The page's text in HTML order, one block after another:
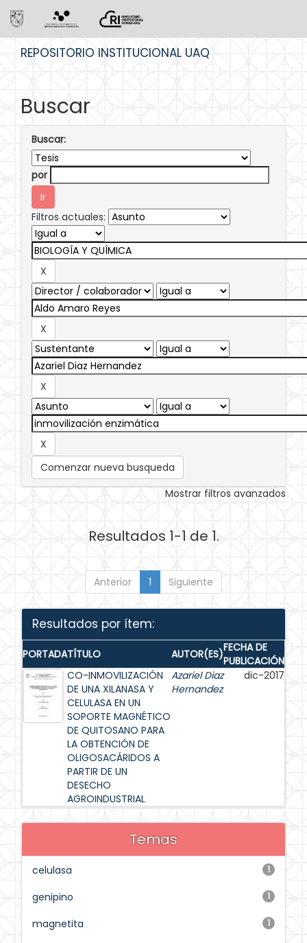
REPOSITORIO INSTITUCIONAL UAQ
Buscar
Buscar:
por
Filtros actuales:
Comenzar nueva busqueda
Mostrar filtros avanzados
Resultados 1-1 de 1.
Anterior 1 Siguiente
Resultados por ítem:
PORTADATÍTULO AUTOR(ES)FECHA DE
PUBLICACIÓN
CO-INMOVILIZACIÓN
DE UNA XILANASA Y
CELULASA EN UN
SOPORTE MAGNÉTICO
DE QUITOSANO PARA
LA OBTENCIÓN DE
OLIGOSACÁRIDOS A
PARTIR DE UN
DESECHO
AGROINDUSTRIAL
Azariel Diaz
Hernandez
dic-2017
Temas
1
celulasa
1
genipino
1
magnetita